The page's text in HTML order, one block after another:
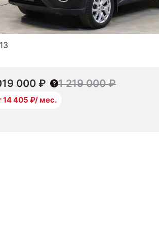
13
000 ₽ 1 219 000 ₽
14 405 ₽/ мес.